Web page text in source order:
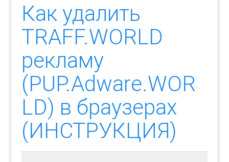
Как удалить
TRAFF.WORLD
рекламу
(PUP.Adware.WOR
LD) в браузерах
(ИНСТРУКЦИЯ)